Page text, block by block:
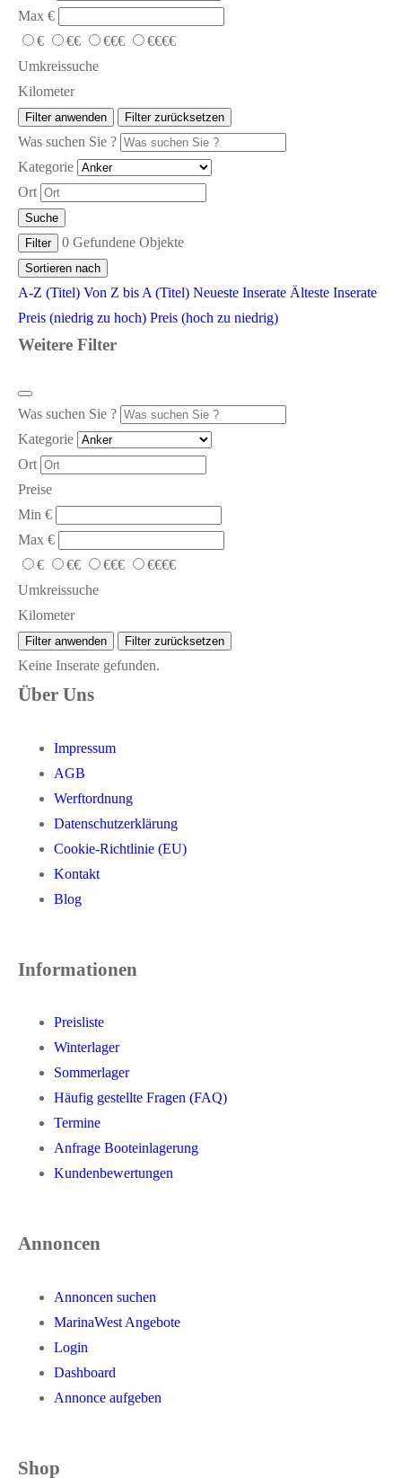
Max €
€
€€ €€€
€€€€
Umkreissuche
Kilometer
Filter anwenden Filter zurücksetzen
Was suchen Sie ?
Kategorie
Ort
Suche
Filter
0 Gefundene Objekte
Sortieren nach
A-Z (Titel) Von Z bis A (Titel) Neueste Inserate Älteste Inserate
Preis (niedrig zu hoch) Preis (hoch zu niedrig)
Weitere Filter
Was suchen Sie ?
Kategorie
Ort
Preise
Min €
Max €
€
€€ €€€
€€€€
Umkreissuche
Kilometer
Filter anwenden Filter zurücksetzen
Keine Inserate gefunden.
Über Uns
Impressum
AGB
Werftordnung
Datenschutzerklärung
Cookie-Richtlinie (EU)
Kontakt
Blog
Informationen
Preisliste
Winterlager
Sommerlager
Häufig gestellte Fragen (FAQ)
Termine
Anfrage Booteinlagerung
Kundenbewertungen
Annoncen
Annoncen suchen
MarinaWest Angebote
Login
Dashboard
Annonce aufgeben
Shop